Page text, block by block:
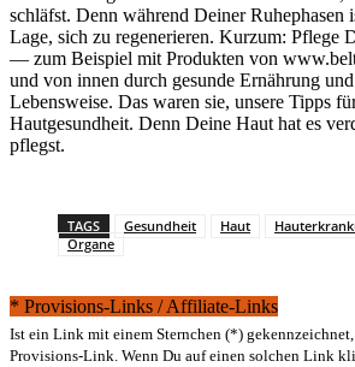
schläfst. Denn während Deiner Ruhephasen
Lage, sich zu regenerieren. Kurzum: Pflege
— zum Beispiel mit Produkten von
und von innen durch gesunde Ernährung
Lebensweise. Das waren sie, unsere Tipps
Hautgesundheit. Denn Deine Haut hat es
pflegst.
TAGS Gesundheit Haut
Organe
* Provisions-Links / Affiliate-Links
Ist ein Link mit einem Sternchen (*)
Provisions-Link. Wenn Du auf einen solchen Link